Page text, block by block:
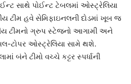
સાથે પોઈન્ટ ટેબલમાં ઓસ્ટ્રેલિયા
ટીમ હવે સેમિફાઇનલની દોડમાં ખૂબ જ
ટીમનો ગ્રુપ સ્ટેજનો આગામી અને
ટોપર ઓસ્ટ્રેલિયા સામે થશે.
બંને ટીમો વચ્ચે કટ્ટર સ્પર્ધાની